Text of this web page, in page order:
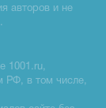
авторов и не
1001.ru,
РФ, в том числе,